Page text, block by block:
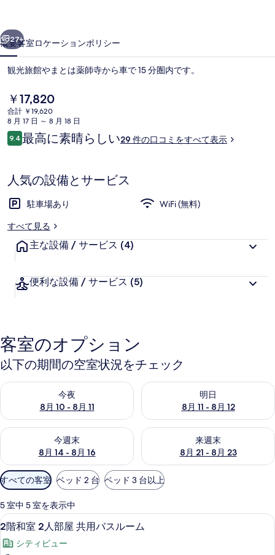
の
写
真
ギ
ャ
ラ
ー
27+
概要客室ロケーションポリシー
観光旅館やまとは薬師寺から車で 15 分圏内です。
現
在
の
料
金
で
す
￥17,820
合計 ￥19,620
8 月 17 日 ～ 8 月 18 日
口
コ
9.410段階中9.4
最高に素晴らしい29 件の口コミをすべて表示
人気の設備とサービス
駐車場あり
WiFi (無料)
すべて見る
主な設備 / サービス (4)
便利な設備 / サービス (5)
客室のオプション
以下の期間の空室状況をチェック
今夜
8月 10 - 8月 11
今夜 8月 10 - 8月 11 の空室状況をチェック
明日
8月 11 - 8月 12
明日 8月 11 - 8月 12 の空室状
今週末
8月 14 - 8月 16
今週末 8月 14 - 8月 16 の空室状況をチェック
来週末
8月 21 - 8月 23
来週末 8月 21 - 8月 23 の空室
利
用
可
能
な
客
すべての客室 ベッド 2 台 ベッド 3 台以上
5 室中 5 室を表示中
2
階
和
2階和室 2人部屋 共用バスルーム | ベ
3
2階和室 2人部屋 共用バスルーム
シティビュー